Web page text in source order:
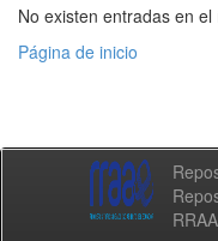
No existen entradas en
Página de inicio